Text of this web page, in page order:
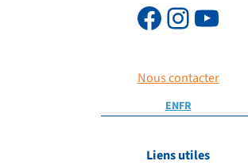
Nous contacter
ENFR
Liens utiles